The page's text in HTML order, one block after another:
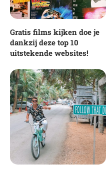
Gratis films kijken doe je
dankzij deze top 10
uitstekende websites!